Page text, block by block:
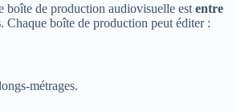
boîte de production audiovisuelle est entre
. Chaque boîte de production peut éditer :
métrages.